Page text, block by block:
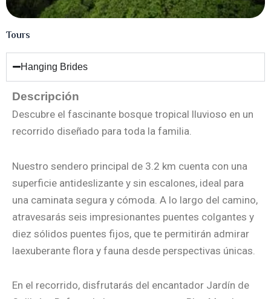
Tours
Hanging Brides
Descripción
Descubre el fascinante bosque tropical lluvioso en un
recorrido diseñado para toda la familia.
Nuestro sendero principal de 3.2 km cuenta con una
superficie antideslizante y sin escalones, ideal para
una caminata segura y cómoda. A lo largo del camino,
atravesarás seis impresionantes puentes colgantes y
diez sólidos puentes fijos, que te permitirán admirar
laexuberante flora y fauna desde perspectivas únicas.
En el recorrido, disfrutarás del encantador Jardín de